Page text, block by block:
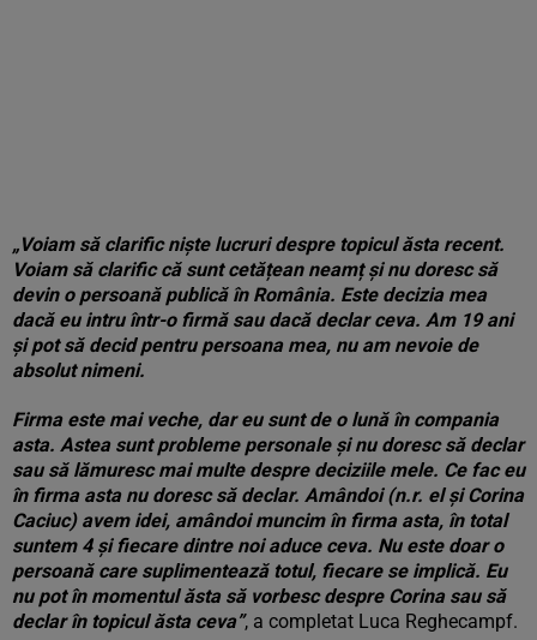
„Voiam să clarific niște lucruri despre topicul ăsta recent.
Voiam să clarific că sunt cetățean neamț și nu doresc să
devin o persoană publică în România. Este decizia mea
dacă eu intru într-o firmă sau dacă declar ceva. Am 19 ani
și pot să decid pentru persoana mea, nu am nevoie de
absolut nimeni.
Firma este mai veche, dar eu sunt de o lună în compania
asta. Astea sunt probleme personale și nu doresc să declar
sau să lămuresc mai multe despre deciziile mele. Ce fac eu
în firma asta nu doresc să declar. Amândoi (n.r. el și Corina
Caciuc) avem idei, amândoi muncim în firma asta, în total
suntem 4 și fiecare dintre noi aduce ceva. Nu este doar o
persoană care suplimentează totul, fiecare se implică. Eu
nu pot în momentul ăsta să vorbesc despre Corina sau să
declar în topicul ăsta ceva”, a completat Luca Reghecampf.